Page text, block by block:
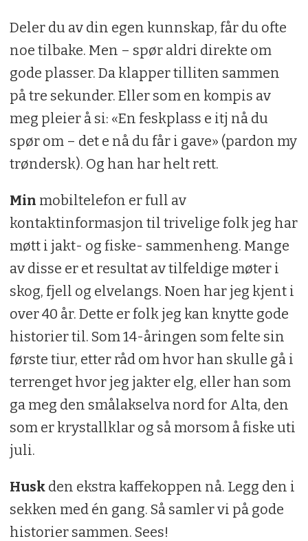
Deler du av din egen kunnskap, får du ofte
noe tilbake. Men – spør aldri direkte om
gode plasser. Da klapper tilliten sammen
på tre sekunder. Eller som en kompis av
meg pleier å si: «En feskplass e itj nå du
spør om – det e nå du får i gave» (pardon my
trøndersk). Og han har helt rett.
Min mobiltelefon er full av
kontaktinformasjon til trivelige folk jeg har
møtt i jakt- og fiske- sammenheng. Mange
av disse er et resultat av tilfeldige møter i
skog, fjell og elvelangs. Noen har jeg kjent i
over 40 år. Dette er folk jeg kan knytte gode
historier til. Som 14-åringen som felte sin
første tiur, etter råd om hvor han skulle gå i
terrenget hvor jeg jakter elg, eller han som
ga meg den smålakselva nord for Alta, den
som er krystallklar og så morsom å fiske uti
juli.
Husk den ekstra kaffekoppen nå. Legg den i
sekken med én gang. Så samler vi på gode
historier sammen. Sees!